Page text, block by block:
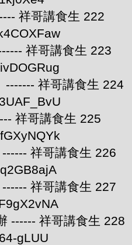
祥哥講食生 222
祥哥講食生 223
祥哥講食生 224
祥哥講食生 225
祥哥講食生 226
祥哥講食生 227
------ 祥哥講食生 228
gLUU